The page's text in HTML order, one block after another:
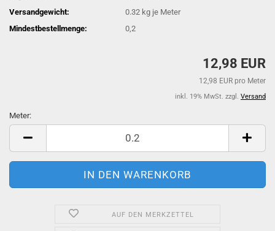
Versandgewicht:
0.32 kg je Meter
Mindestbestellmenge:
0,2
12,98 EUR
12,98 EUR pro Meter
inkl. 19% MwSt. zzgl. Versand
Meter:
Meter
AUF DEN MERKZETTEL